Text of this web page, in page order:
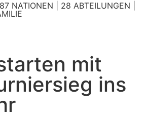
NATIONEN | 28 ABTEILUNGEN |
mit
ins